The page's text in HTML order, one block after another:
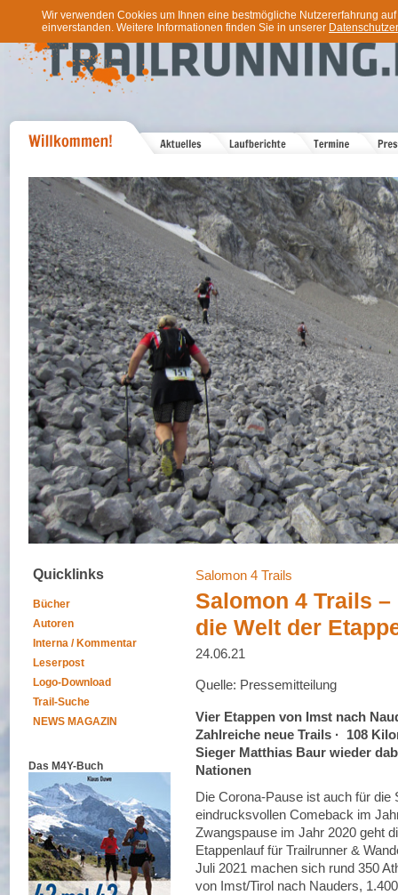
Wir verwenden Cookies um Ihnen eine bestmögliche Nutzererfahrung
einverstanden. Weitere Informationen finden Sie in unserer
Quicklinks
Bücher
Autoren
Interna / Kommentar
Leserpost
Logo-Download
Trail-Suche
NEWS MAGAZIN
Das M4Y-Buch
Salomon 4 Trails
Salomon 4 Trails
die Welt der
24.06.21
Quelle: Pressemitteilung
Vier Etappen von Imst nach
Zahlreiche neue Trails · 108
Sieger Matthias Baur wieder
Nationen
Die Corona-Pause ist auch für
eindrucksvollen Comeback im
Zwangspause im Jahr 2020 geht
Etappenlauf für Trailrunner &
Juli 2021 machen sich rund 350
von Imst/Tirol nach Nauders,